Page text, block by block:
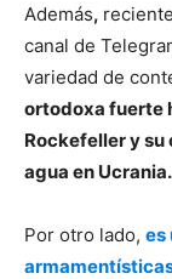
Además,
canal de
variedad de
ortodoxa fuerte
Rockefeller y
agua en Ucrania.
Por otro lado, es